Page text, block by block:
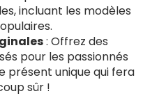
incluant les modèles
: Offrez des
pour les passionnés
présent unique qui fera
sûr !